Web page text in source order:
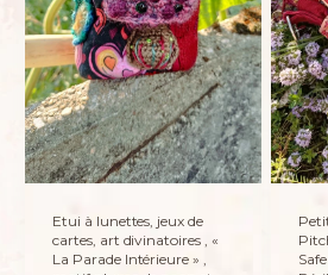
Etui à lunettes, jeux de
cartes, art divinatoires , «
La Parade Intérieure » ,